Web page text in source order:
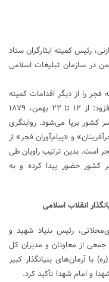
رئیس کمیته ایثارگران ستاد
دهه فجر پیش از ظهر یکشنبه، ۶ بهمن‌ در سازمان تبلیغات اسلامی
۱۸۷۹ یادواره در دهه فجر را از دیگر اقدامات کمیته
ایثارگران ستاد بزرگداشت دهه فجر برشمرد و افزود: از ۱۲ تا ۲۲ بهمن، ۱۸۷۹
کشور برپا می‌شود. روایتگری
و «پیام‌آوران فجر» از
است. بدین ترتیب راویان طی
کشور حضور پیدا کرده و به
انقلاب اسلامی
رئیس بنیاد شهید و
۷ بهمن به همراه جمعی از معاونان و مدیران‌ کل
با آرمان‌های بنیانگذار کبیر
و امام شهدا تأکید کرد.